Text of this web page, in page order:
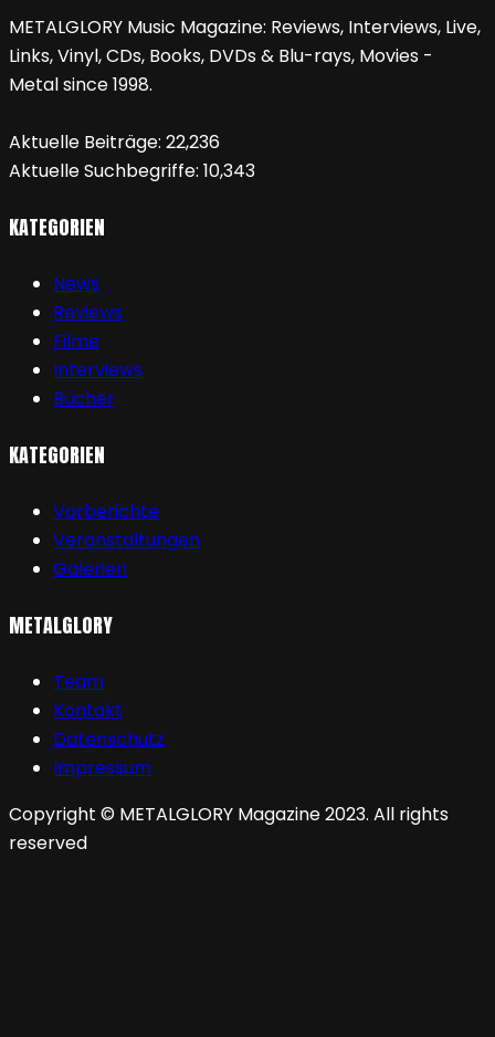
METALGLORY Music Magazine: Reviews, Interviews, Live,
Links, Vinyl, CDs, Books, DVDs & Blu-rays, Movies -
Metal since 1998.
Aktuelle Beiträge: 22,236
Aktuelle Suchbegriffe: 10,343
KATEGORIEN
News
Reviews
Filme
Interviews
Bücher
KATEGORIEN
Vorberichte
Veranstaltungen
Galerien
METALGLORY
Team
Kontakt
Datenschutz
Impressum
Copyright © METALGLORY Magazine 2023. All rights
reserved